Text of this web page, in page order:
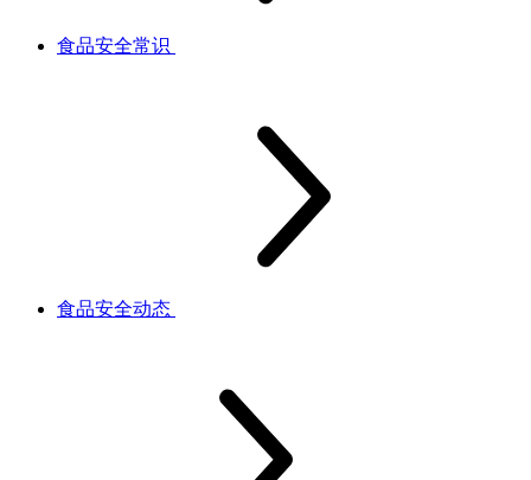
食品安全常识
食品安全动态